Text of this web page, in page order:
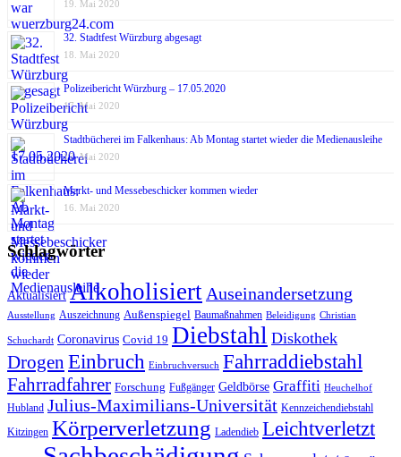
19. Mai 2020
32. Stadtfest Würzburg abgesagt
18. Mai 2020
Polizeibericht Würzburg – 17.05.2020
17. Mai 2020
Stadtbücherei im Falkenhaus: Ab Montag startet wieder die Medienausleihe
17. Mai 2020
Markt- und Messebeschicker kommen wieder
16. Mai 2020
Schlagwörter
Aktualisiert Alkoholisiert Auseinandersetzung
Ausstellung Auszeichnung Außenspiegel Baumaßnahmen Beleidigung Christian
Schuchardt Coronavirus Covid 19 Diebstahl Diskothek
Drogen Einbruch Einbruchversuch Fahrraddiebstahl
Fahrradfahrer Forschung Fußgänger Geldbörse Graffiti Heuchelhof
Hubland Julius-Maximilians-Universität Kennzeichendiebstahl
Kitzingen Körperverletzung Ladendieb Leichtverletzt